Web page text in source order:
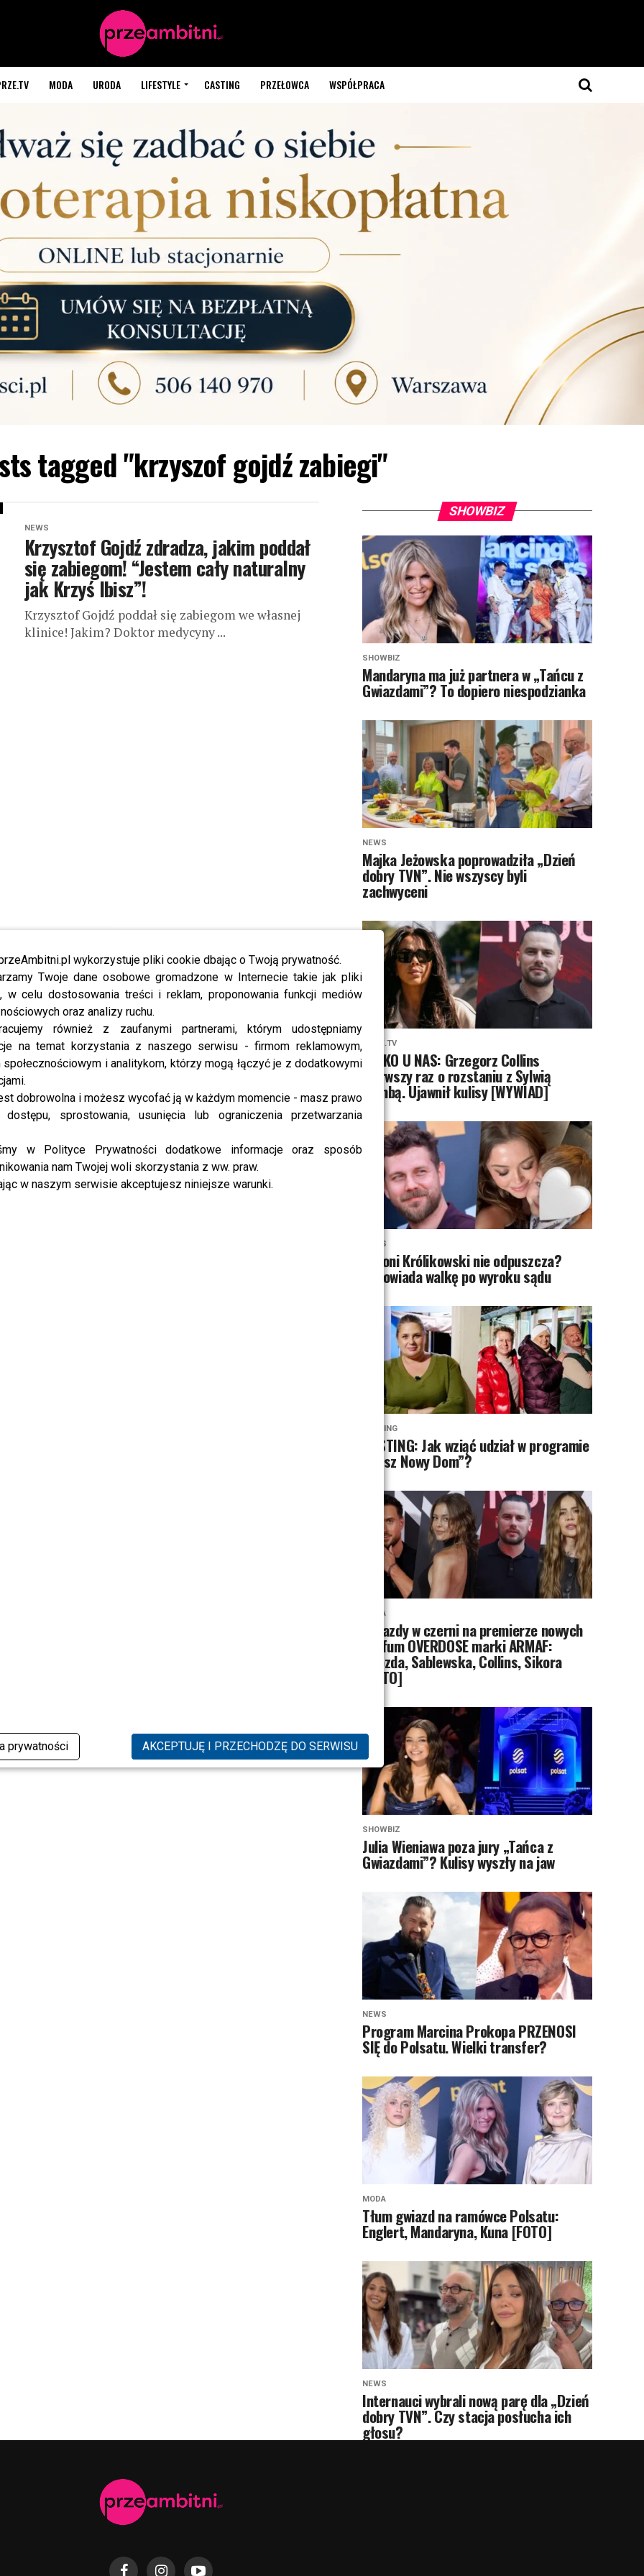
wykorzystuje pliki cookie dbając o Twoją prywatność.
Twoje dane osobowe gromadzone w Internecie takie jak pliki
w celu dostosowania treści i reklam, proponowania funkcji mediów
oraz analizy ruchu.
również z zaufanymi partnerami, którym udostępniamy
na temat korzystania z naszego serwisu - firmom reklamowym,
społecznościowym i analitykom, którzy mogą łączyć je z dodatkowymi
dobrowolna i możesz wycofać ją w każdym momencie - masz prawo
dostępu, sprostowania, usunięcia lub ograniczenia przetwarzania
w Polityce Prywatności dodatkowe informacje oraz sposób
nam Twojej woli skorzystania z ww. praw.
w naszym serwisie akceptujesz niniejsze warunki.
prywatności AKCEPTUJĘ I PRZECHODZĘ DO SERWISU
MODA URODA LIFESTYLE CASTING PRZEŁOWCA WSPÓŁPRACA
tagged "krzyszof gojdź zabiegi"
NEWS
Krzysztof Gojdź zdradza, jakim poddał
się zabiegom! “Jestem cały naturalny
jak Krzyś Ibisz”!
Krzysztof Gojdź poddał się zabiegom we własnej
klinice! Jakim? Doktor medycyny ...
SHOWBIZ
SHOWBIZ
Mandaryna ma już partnera w „Tańcu z
Gwiazdami”? To dopiero niespodzianka
NEWS
Majka Jeżowska poprowadziła „Dzień
dobry TVN”. Nie wszyscy byli
zachwyceni
PRZE.TV
TYLKO U NAS: Grzegorz Collins
pierwszy raz o rozstaniu z Sylwią
Bombą. Ujawnił kulisy [WYWIAD]
NEWS
Antoni Królikowski nie odpuszcza?
Zapowiada walkę po wyroku sądu
CASTING
CASTING: Jak wziąć udział w programie
„Nasz Nowy Dom”?
MODA
Gwiazdy w czerni na premierze nowych
perfum OVERDOSE marki ARMAF:
Opozda, Sablewska, Collins, Sikora
[FOTO]
SHOWBIZ
Julia Wieniawa poza jury „Tańca z
Gwiazdami”? Kulisy wyszły na jaw
NEWS
Program Marcina Prokopa PRZENOSI
SIĘ do Polsatu. Wielki transfer?
MODA
Tłum gwiazd na ramówce Polsatu:
Englert, Mandaryna, Kuna [FOTO]
NEWS
Internauci wybrali nową parę dla „Dzień
dobry TVN”. Czy stacja posłucha ich
głosu?